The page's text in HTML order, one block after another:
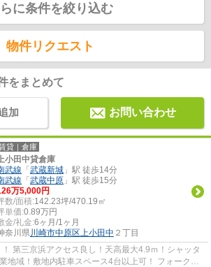
に条件を絞り込む
物件リクエスト
をまとめて
加 お問い合わせ
貸｜倉庫
小田中貸倉庫
武線 「 武蔵新城 」駅 徒歩14分
武線 「 武蔵中原 」駅 徒歩15分
万5,000円
数/面積:142.23坪/470.19㎡
単価:0.89万円
金/礼金:6ヶ月/1ヶ月
奈川県川崎市中原区上小田中 ２丁目
第三京浜アクセス良し！天高最大4.9ｍ！シャッタ
地域！敷地内駐車スペース4台以上可！ フォークリ